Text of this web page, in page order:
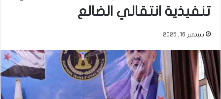
تنفيذية انتقالي الضالع
سبتمبر 16, 2025